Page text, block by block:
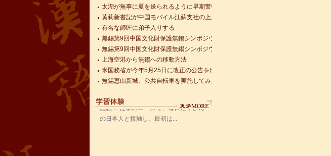
太湖が無事に夏を送られるように早期警報モニタリングを始めた
黄莉新書記が中国モバイル江蘇支社の上層管理者と面会した
有名な師匠に弟子入りする
無錫第9回中国文化財保護無錫シンポジウムが開催
無錫第9回中国文化財保護無錫シンポジウムが開催
上海空港から無錫への移動方法
米国務省が今年5月25日に改正の公告を出した
無錫恵山新城、公共自転車を実施してみた
語風漢語学員ー赵娜
語風国際教育交流グループ語風漢語セ
ンターの優秀な学生である赵娜さんの
感想： 仕事のニーズで、毎日たくさん
の日本人と接触し、最初は...